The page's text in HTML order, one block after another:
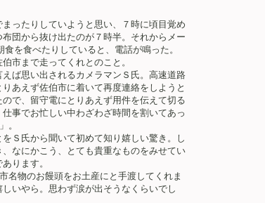
ったりしていようと思い、７時に頃目覚め
団から抜け出たのが７時半。それからメー
を食べたりしていると、電話が鳴った。
市まで走ってくれとのこと。
ば思い出されるカメラマンＳ氏。高速道路
あえず佐伯市に着いて再度連絡をしようと
で、留守電にとりあえず用件を伝えて切る
事でお忙しい中わざわざ時間を割いてあっ
。
Ｓ氏から聞いて初めて知り嬉しい驚き。し
なにかこう、とても貴重なものをみせてい
ります。
名物のお饅頭をお土産にと手渡してくれま
いやら。思わず涙が出そうなくらいでし